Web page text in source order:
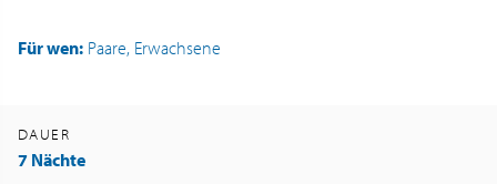
Für wen: Paare, Erwachsene
DAUER
7 Nächte